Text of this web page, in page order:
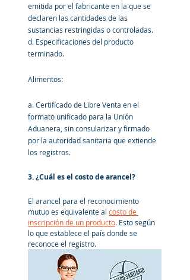
emitida por el fabricante en la que se
declaren las cantidades de las
sustancias restringidas o controladas.
d. Especificaciones del producto
terminado.
Alimentos:
a. Certificado de Libre Venta en el
formato unificado para la Unión
Aduanera, sin consularizar y firmado
por la autoridad sanitaria que extiende
los registros.
3. ¿Cuál es el costo de arancel?
El arancel para el reconocimiento
mutuo es equivalente al costo de
inscripción de un producto. Esto según
lo que establece el país donde se
reconoce el registro.